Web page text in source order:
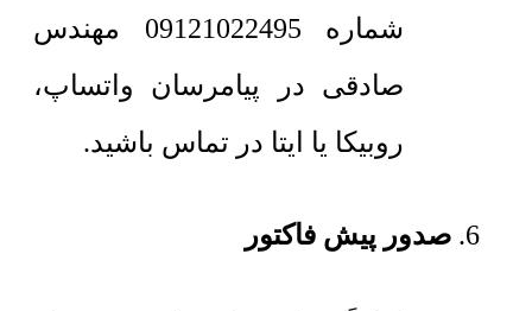
شماره 09121022495 مهندس
صادقی در پیامرسان واتساپ،
روبیکا یا ایتا در تماس باشید.
صدور پیش فاکتور